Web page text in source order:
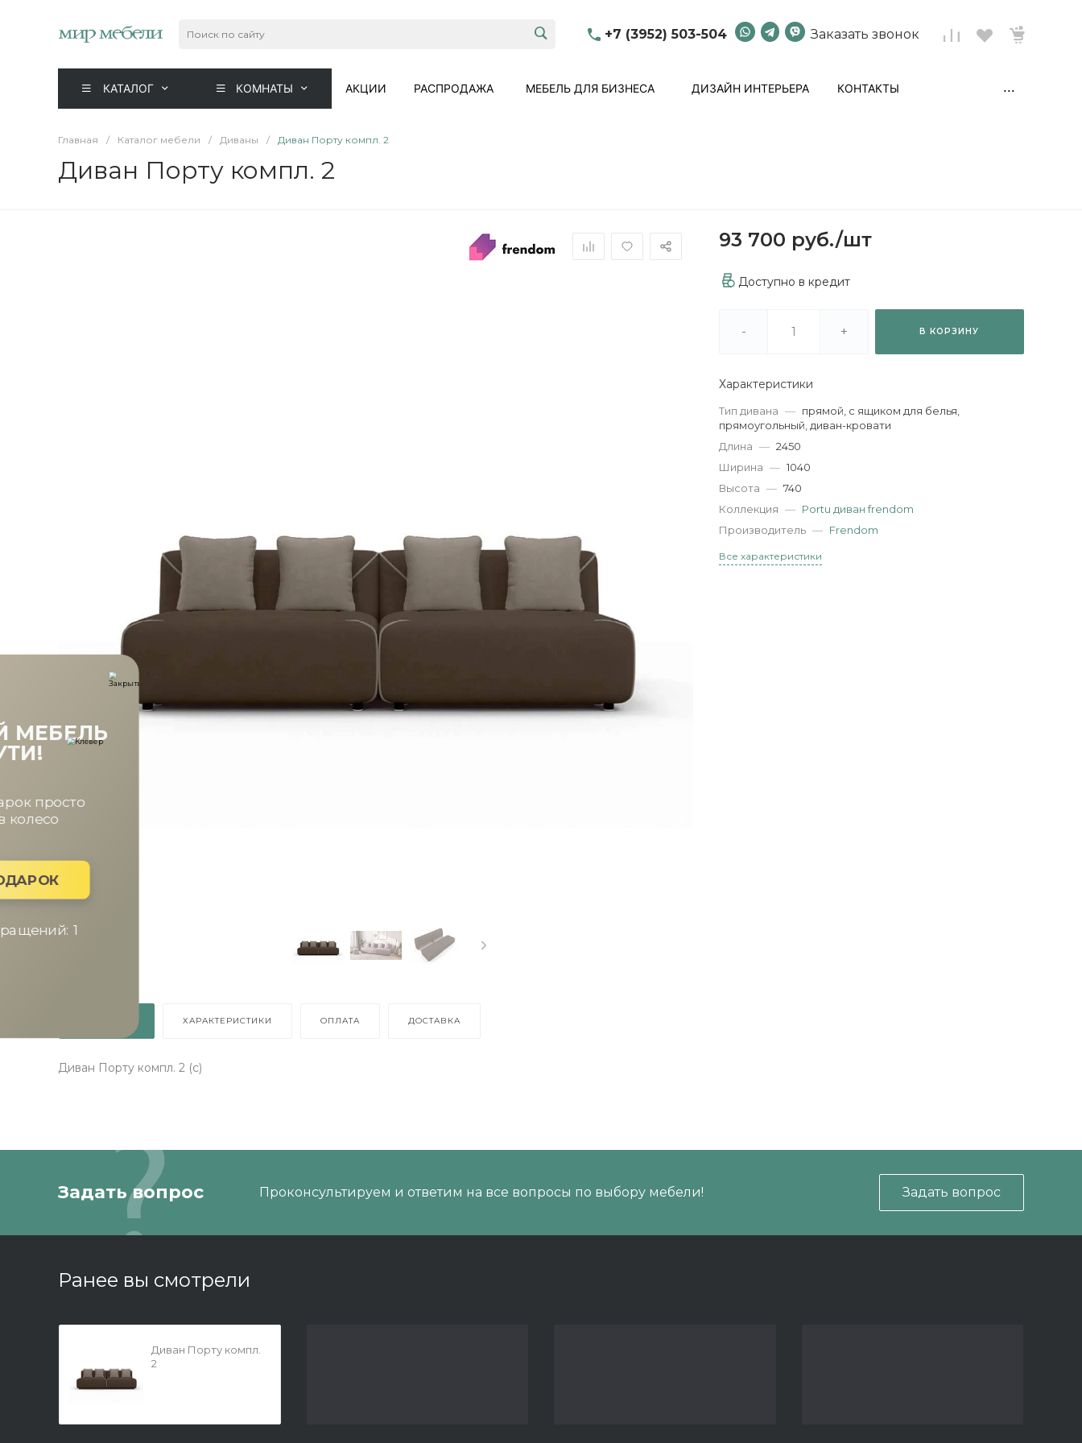
+7 (3952) 503-504 Заказать звонок
КАТАЛОГ КОМНАТЫ АКЦИИ РАСПРОДАЖА МЕБЕЛЬ ДЛЯ БИЗНЕСА ДИЗАЙН ИНТЕРЬЕРА КОНТАКТЫ ...
Главная / Каталог мебели / Диваны / Диван Порту компл. 2
Диван Порту компл. 2
93 700 руб./шт
Доступно в кредит
- + В КОРЗИНУ
Характеристики
Тип дивана — прямой, с ящиком для белья,
прямоугольный, диван-кровати
Длина — 2450
Ширина — 1040
Высота — 740
Коллекция — Portu диван frendom
Производитель — Frendom
Все характеристики
ХАРАКТЕРИСТИКИ ОПЛАТА ДОСТАВКА
Диван Порту компл. 2 (с)
Задать вопрос Проконсультируем и ответим на все вопросы по выбору мебели! Задать вопрос
Ранее вы смотрели
Диван Порту компл.
2